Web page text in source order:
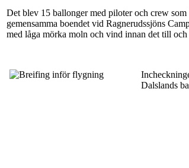
Det blev 15 ballonger med piloter och crew
gemensamma boendet vid Ragnerudssjöns
med låga mörka moln och vind innan det till och
Dalslands